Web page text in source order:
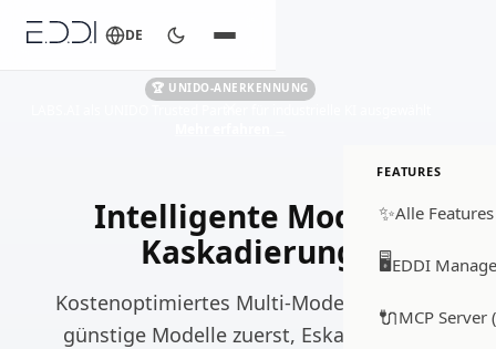
🏆 UNIDO-ANERKENNUNG
DE
FEATURES
✨Alle Features
🖥️EDDI
🔌MCP Server
Intelligente Modell-
Kaskadierung
Kostenoptimiertes Multi-Modell-Routing,
günstige Modelle zuerst, Eskalation bei